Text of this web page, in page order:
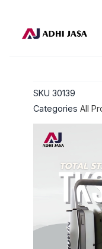
SKU 30139
Categories All